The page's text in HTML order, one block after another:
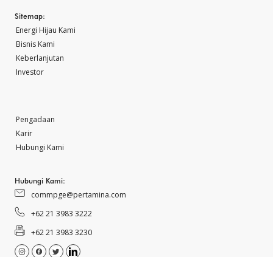
Sitemap:
Energi Hijau Kami
Bisnis Kami
Keberlanjutan
Investor
Pengadaan
Karir
Hubungi Kami
Hubungi Kami:
commpge@pertamina.com
+62 21 3983 3222
+62 21 3983 3230